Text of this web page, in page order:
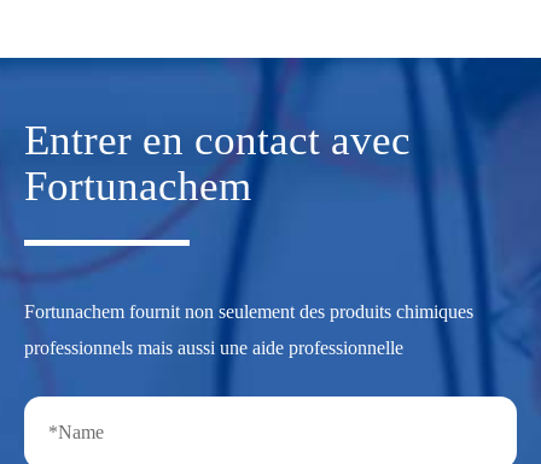
Entrer en contact avec
Fortunachem
Fortunachem fournit non seulement des produits chimiques
professionnels mais aussi une aide professionnelle